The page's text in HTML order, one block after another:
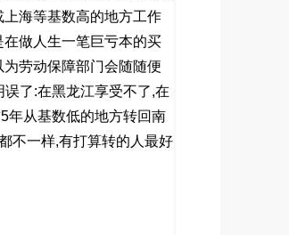
海等基数高的地方工作
在做人生一笔巨亏本的买
为劳动保障部门会随随便
误了:在黑龙江享受不了,在
5年从基数低的地方转回南
不一样,有打算转的人最好